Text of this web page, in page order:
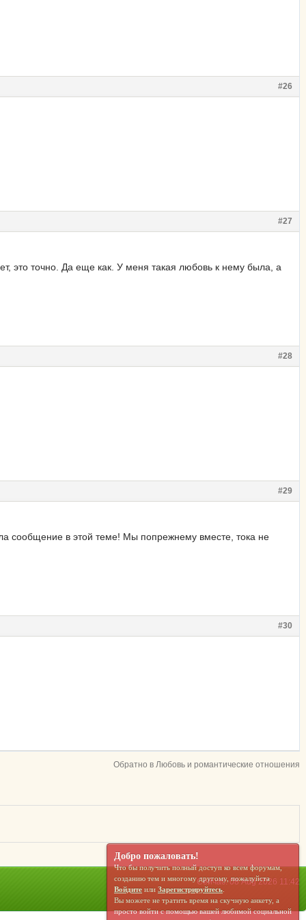
#26
#27
это точно. Да еще как. У меня такая любовь к нему была, а
#28
#29
сообщение в этой теме! Мы попрежнему вместе, тока не
#30
Обратно в Любовь и романтические отношения
Сейчас: 08 Aug 2026 11:42
Добро пожаловать!
Что бы получить полный доступ ко всем форумам,
созданию тем и многому другому, пожалуйста
Войдите или Зарегистрируйтесь.
Вы можете не тратить время на скучную анкету, а
просто войти с помощью вашей любимой социальной